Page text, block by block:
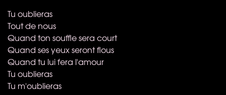
Tu oublieras
Tout de nous
Quand ton souffle sera court
Quand ses yeux seront flous
Quand tu lui fera l'amour
Tu oublieras
Tu m'oublieras